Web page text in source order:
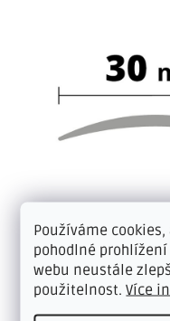
Používáme
pohodlné
webu neustále
použitelnost.Více
Doplňkové
Kategorie šíře 40 mm